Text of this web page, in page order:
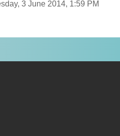
3 June 2014, 1:59 PM